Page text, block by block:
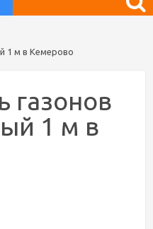
1 м в Кемерово
газонов
1 м в